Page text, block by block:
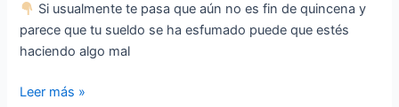
Si usualmente te pasa que aún no es fin de quincena y
parece que tu sueldo se ha esfumado puede que estés
haciendo algo mal
Leer más »